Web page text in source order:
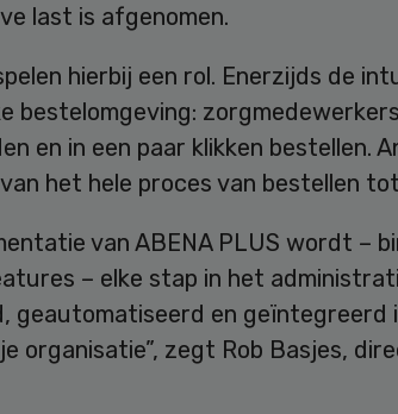
last is afgenomen.
hierbij een rol. Enerzijds de
bestelomgeving:
en in een paar klikken bestellen.
het hele proces van bestellen
van ABENA PLUS wordt –
– elke stap in het
geautomatiseerd en geïntegreerd
organisatie”, zegt Rob Basjes,